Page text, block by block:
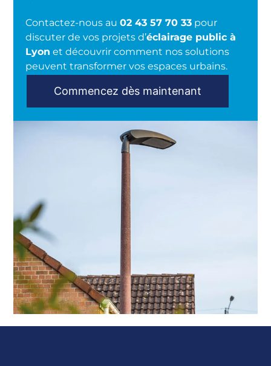
Contactez-nous au02 43 57 70 33 pour
discuter de vos projets d’éclairage public à
Lyon et découvrir comment nos solutions
peuvent transformer vos espaces urbains.
Commencez dès maintenant